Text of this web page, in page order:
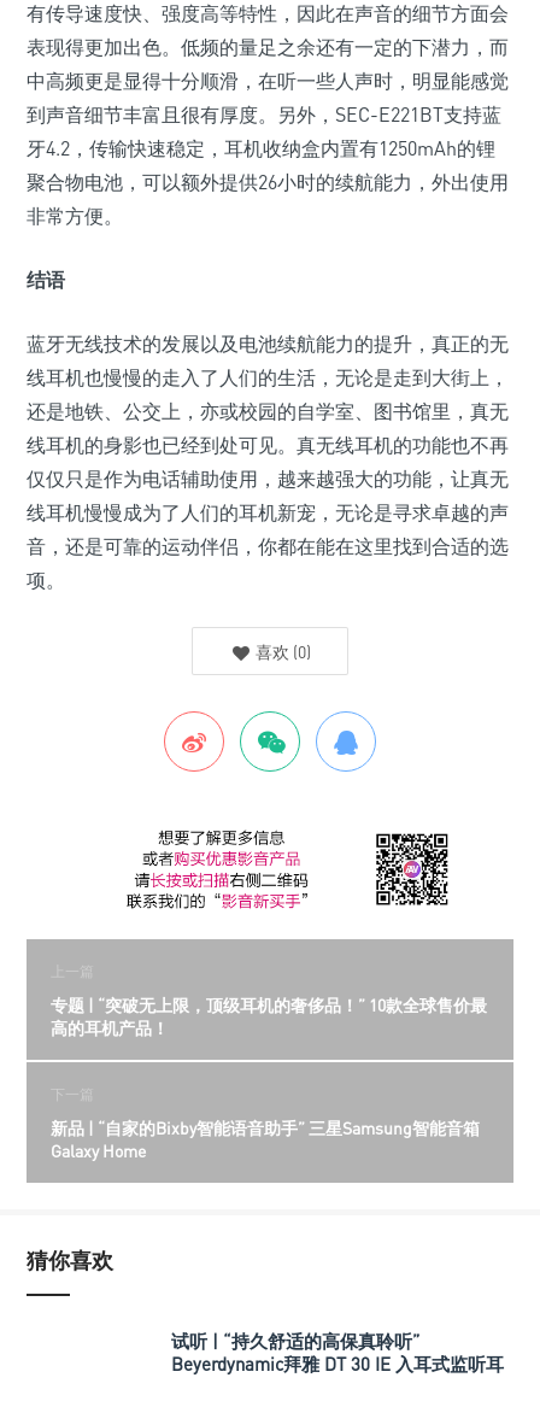
有传导速度快、强度高等特性，因此在声音的细节方面会
表现得更加出色。低频的量足之余还有一定的下潜力，而
中高频更是显得十分顺滑，在听一些人声时，明显能感觉
到声音细节丰富且很有厚度。另外，SEC-E221BT支持蓝
牙4.2，传输快速稳定，耳机收纳盒内置有1250mAh的锂
聚合物电池，可以额外提供26小时的续航能力，外出使用
非常方便。
结语
蓝牙无线技术的发展以及电池续航能力的提升，真正的无
线耳机也慢慢的走入了人们的生活，无论是走到大街上，
还是地铁、公交上，亦或校园的自学室、图书馆里，真无
线耳机的身影也已经到处可见。真无线耳机的功能也不再
仅仅只是作为电话辅助使用，越来越强大的功能，让真无
线耳机慢慢成为了人们的耳机新宠，无论是寻求卓越的声
音，还是可靠的运动伴侣，你都在能在这里找到合适的选
项。
喜欢 (0)
上一篇
专题 | “突破无上限，顶级耳机的奢侈品！” 10款全球售价最
高的耳机产品！
下一篇
新品 | “自家的Bixby智能语音助手” 三星Samsung智能音箱
Galaxy Home
猜你喜欢
试听 | “持久舒适的高保真聆听”
Beyerdynamic拜雅 DT 30 IE 入耳式监听耳